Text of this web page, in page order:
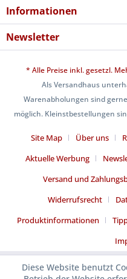
Informationen
Newsletter
* Alle Preise inkl. gesetzl.
Als Versandhaus
Warenabholungen sind
möglich. Kleinstbestellungen
Site Map Über uns
Aktuelle Werbung
Versand und
Widerrufsrecht
Produktinformationen
Diese Website benutzt